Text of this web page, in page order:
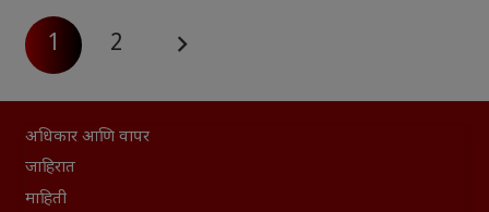
1 2
अधिकार आणि वापर
जाहिरात
माहिती